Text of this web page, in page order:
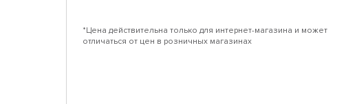
*Цена действительна только для интернет-магазина и может
отличаться от цен в розничных магазинах